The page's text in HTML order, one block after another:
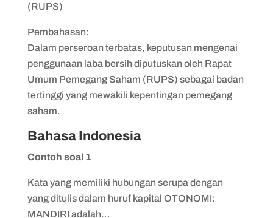
(RUPS)
Pembahasan:
Dalam perseroan terbatas, keputusan mengenai
penggunaan laba bersih diputuskan oleh Rapat
Umum Pemegang Saham (RUPS) sebagai badan
tertinggi yang mewakili kepentingan pemegang
saham.
Bahasa Indonesia
Contoh soal 1
Kata yang memiliki hubungan serupa dengan
yang ditulis dalam huruf kapital OTONOMI:
MANDIRI adalah…